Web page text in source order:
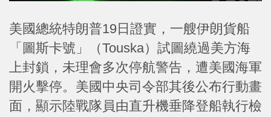
美國總統特朗普19日證實，一艘伊朗貨船
「圖斯卡號」（Touska）試圖繞過美方海
上封鎖，未理會多次停航警告，遭美國海軍
開火擊停。美國中央司令部其後公布行動畫
面，顯示陸戰隊員由直升機垂降登船執行檢